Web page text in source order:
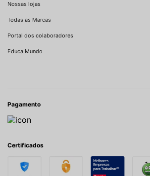
Nossas lojas
Todas as Marcas
Portal dos colaboradores
Educa Mundo
Pagamento
Certificados